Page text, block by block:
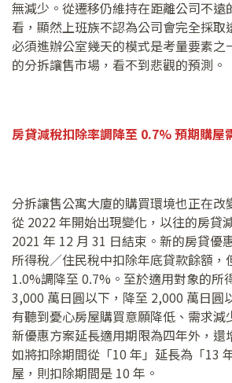
無減少。從遷移仍維持在距離公司不遠
看，顯然上班族不認為公司會完全採取
必須進辦公室幾天的模式是考量要素之
的分拆讓售市場，看不到悲觀的預測。
房貸減稅扣除率調降至 0.7%預期購屋
分拆讓售公寓大廈的購買環境也正在改
從 2022 年開始出現變化，以往的房貸
2021 年 12 月 31 日結束。新的房貸優
所得稅／住民稅中扣除年底貸款餘額，
1.0%調降至 0.7%。至於適用對象的所
3,000 萬日圓以下，降至 2,000 萬日圓
有聽到憂心房屋購買意願降低、需求減
新優惠方案延長適用期限為四年外，還
如將扣除期間從「10 年」延長為「13
屋，則扣除期間是 10 年。